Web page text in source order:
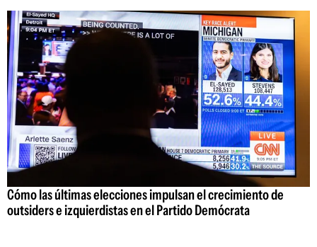
Cómo las últimas elecciones impulsan el crecimiento de
outsiders e izquierdistas en el Partido Demócrata